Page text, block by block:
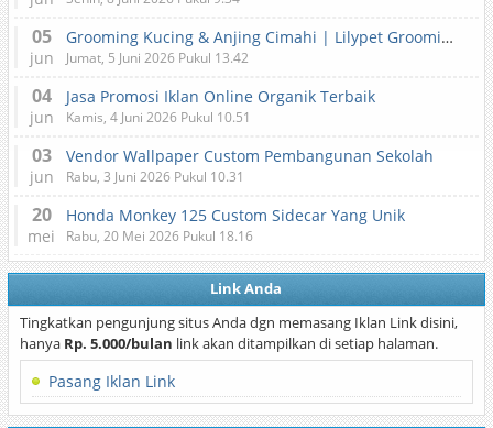
05
jun
Grooming Kucing & Anjing Cimahi | Lilypet Grooming & Pet Hotel
Jumat, 5 Juni 2026 Pukul 13.42
04
jun
Jasa Promosi Iklan Online Organik Terbaik
Kamis, 4 Juni 2026 Pukul 10.51
03
jun
Vendor Wallpaper Custom Pembangunan Sekolah
Rabu, 3 Juni 2026 Pukul 10.31
20
mei
Honda Monkey 125 Custom Sidecar Yang Unik
Rabu, 20 Mei 2026 Pukul 18.16
Link Anda
Tingkatkan pengunjung situs Anda dgn memasang Iklan Link disini,
hanya Rp. 5.000/bulan link akan ditampilkan di setiap halaman.
Pasang Iklan Link